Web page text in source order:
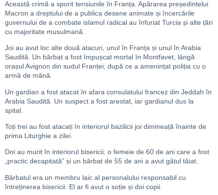
Această crimă a sporit tensiunile în Franța. Apărarea președintelui
Macron a dreptului de a publica desene animate și încercările
guvernului de a combate islamul radical au înfuriat Turcia și alte țări
cu majoritate musulmană.
Joi au avut loc alte două atacuri, unul în Franța și unul în Arabia
Saudită. Un bărbat a fost împușcat mortal în Montfavet, lângă
orașul Avignon din sudul Franței, după ce a amenințat poliția cu o
armă de mână.
Un gardian a fost atacat în afara consulatului francez din Jeddah în
Arabia Saudită. Un suspect a fost arestat, iar gardianul dus la
spital.
Toți trei au fost atacați în interiorul bazilicii joi dimineață înainte de
prima Liturghie a zilei.
Doi au murit în interiorul bisericii: o femeie de 60 de ani care a fost
„practic decapitată” și un bărbat de 55 de ani a avut gâtul tăiat.
Bărbatul era un membru laic al personalului responsabil cu
întreținerea bisericii. El ar fi avut o soție și doi copii.